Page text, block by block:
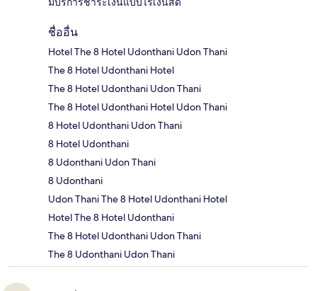
ชื่ออื่น
Hotel The 8 Hotel Udonthani Udon Thani
The 8 Hotel Udonthani Hotel
The 8 Hotel Udonthani Udon Thani
The 8 Hotel Udonthani Hotel Udon Thani
8 Hotel Udonthani Udon Thani
8 Hotel Udonthani
8 Udonthani Udon Thani
8 Udonthani
Udon Thani The 8 Hotel Udonthani Hotel
Hotel The 8 Hotel Udonthani
The 8 Hotel Udonthani Udon Thani
The 8 Udonthani Udon Thani